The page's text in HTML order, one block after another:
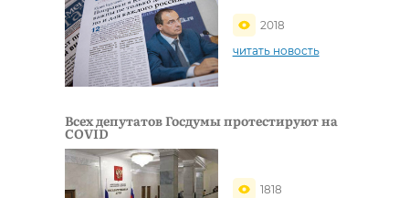
2018
читать новость
Всех депутатов Госдумы протестируют на
COVID
1818